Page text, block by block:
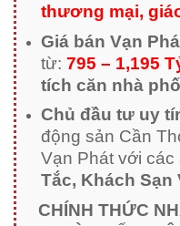
thương mại,
Giá bán Vạn
từ: 795 – 1,195
tích căn nhà
Chủ đầu tư uy
động sản Cần
Vạn Phát với các
Tắc, Khách Sạn
CHÍNH THỨC